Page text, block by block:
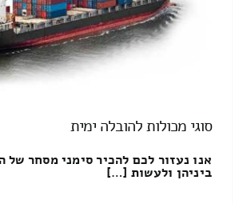
סוגי מכולות להובלה ימית
אנו נעזור לכם להכיר סימני מסחר של
ביניהן ולעשות […]